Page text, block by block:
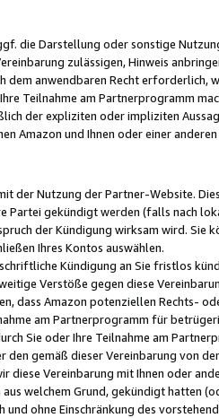
die Darstellung oder sonstige
zulässigen, Hinweis
dem anwendbaren Recht
Teilnahme am Partnerprogramm
der expliziten oder impliziten
Amazon und Ihnen oder einer
der Nutzung der Partner-Website.
gekündigt werden (falls nach
der Kündigung wirksam wird. Sie
Ihres Kontos auswählen.
Kündigung an Sie fristlos
Verstöße gegen diese
dass Amazon potenziellen Rechts-
am Partnerprogramm für
Sie oder Ihre Teilnahme am
den gemäß dieser Vereinbarung von
Vereinbarung mit Ihnen oder
welchem Grund, gekündigt hatten
ohne Einschränkung des